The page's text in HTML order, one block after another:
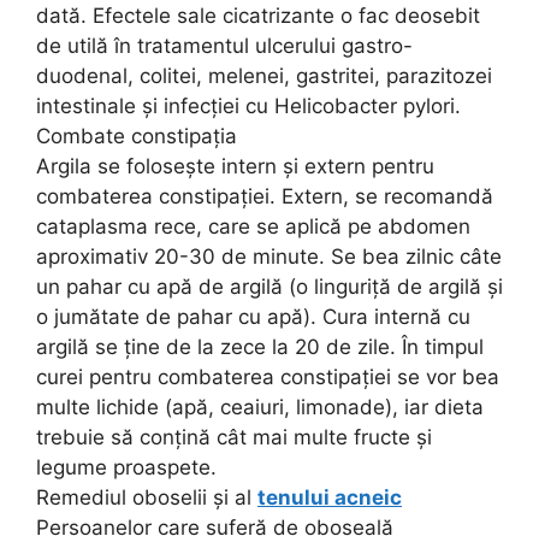
dată. Efectele sale cicatrizante o fac deosebit
de utilă în tratamentul ulcerului gastro-
duodenal, colitei, melenei, gastritei, parazitozei
intestinale și infecției cu Helicobacter pylori.
Combate constipaţia
Argila se foloseşte intern şi extern pentru
combaterea constipaţiei. Extern, se recomandă
cataplasma rece, care se aplică pe abdomen
aproximativ 20-30 de minute. Se bea zilnic câte
un pahar cu apă de argilă (o linguriţă de argilă şi
o jumătate de pahar cu apă). Cura internă cu
argilă se ține de la zece la 20 de zile. În timpul
curei pentru combaterea constipaţiei se vor bea
multe lichide (apă, ceaiuri, limonade), iar dieta
trebuie să conțină cât mai multe fructe şi
legume proaspete.
Remediul oboselii și al tenului acneic
Persoanelor care suferă de oboseală